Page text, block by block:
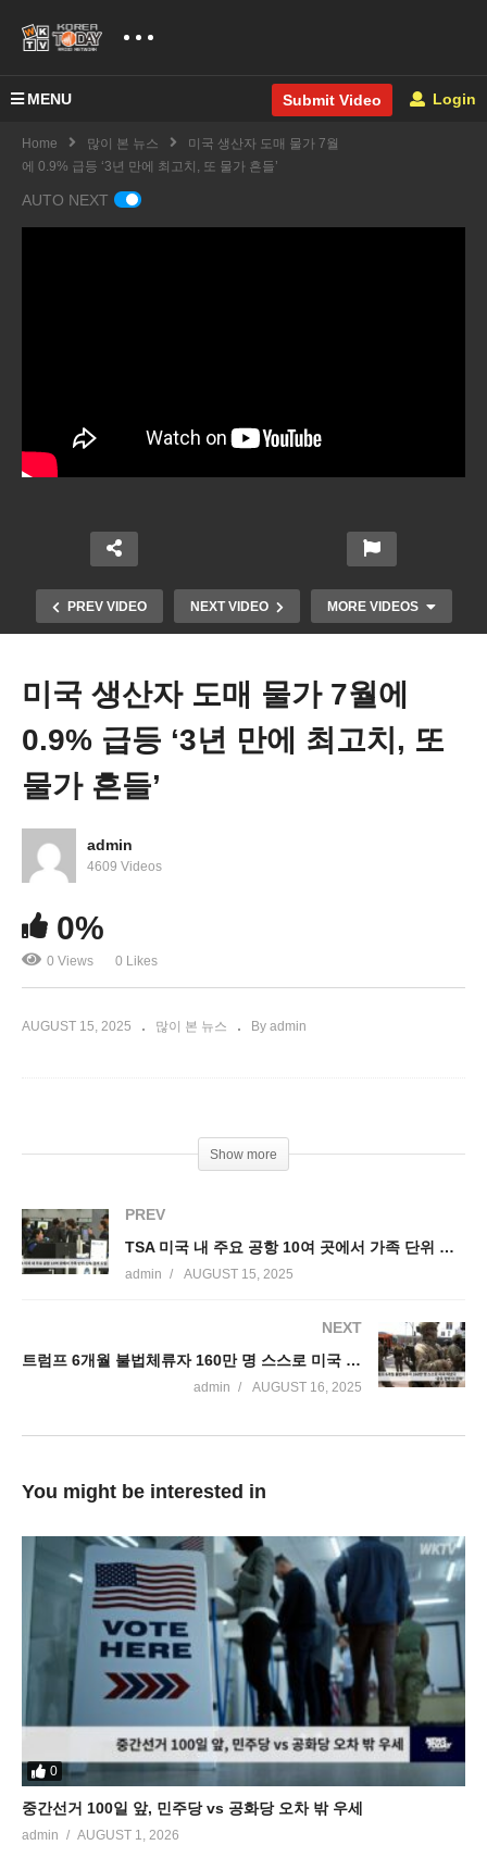
MENU Submit Video Login
Home 많이 본 뉴스
미국 생산자 도매 물가 7월
에 0.9% 급등 ‘3년 만에 최고치, 또 물가 흔들’
AUTO NEXT
PREV VIDEO NEXT VIDEO MORE VIDEOS
트럼프 자진 출국한 160만 명 중에 100만 명 자기 추
방 신고, 정부 혜택 이용
미국 생산자 도매 물가 7월에
0.9% 급등 ‘3년 만에 최고치, 또
물가 흔들’
admin
4609 Videos
0%
0 Views 0 Likes
AUGUST 15, 2025 많이 본 뉴스 By admin
Show more
PREV
TSA 미국 내 주요 공항 10여 곳에서 가족 단위 신속 검색 도입
admin AUGUST 15, 2025
NEXT
트럼프 6개월 불법체류자 160만 명 스스로 미국 떠났다 ‘공포 압박 더 강화’
admin AUGUST 16, 2025
You might be interested in
0
중간선거 100일 앞, 민주당 vs 공화당 오차 밖 우세
admin AUGUST 1, 2026